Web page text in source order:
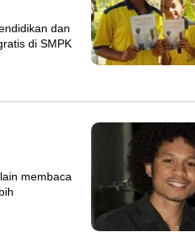
dan
di SMPK
membaca